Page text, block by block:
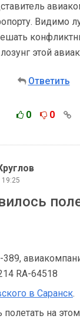
Видимо
этой
Ответить
0 0
389,
RA-64518
в Саранск.
полетать на